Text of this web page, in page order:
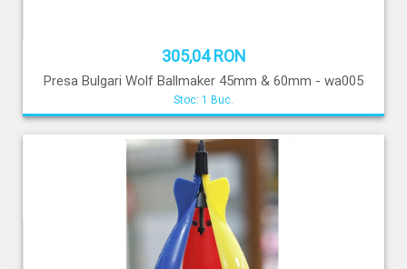
305,04 RON
Presa Bulgari Wolf Ballmaker 45mm & 60mm - wa005
Stoc: 1 Buc.